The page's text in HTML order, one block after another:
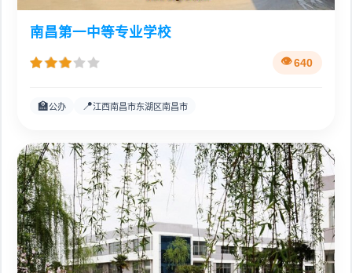
南昌第一中等专业学校
640
🏫公办 📍江西南昌市东湖区南昌市